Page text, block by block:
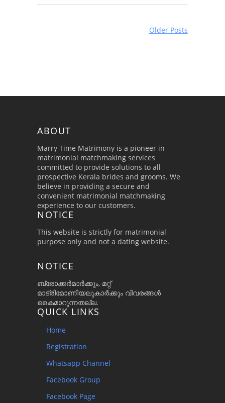
Older Posts
ABOUT
Marry Time Matrimony is a pioneer in
matrimonial matchmaking services
committed to provide solutions to all
prospective Kerala brides and grooms. We
believe in providing a secure and
convenient matrimonial matchmaking
experience to our customers.
NOTICE
This website is strictly for matrimonial
purpose only and not a dating website.
NOTICE
ബ്രോക്കർമാർക്കും, മറ്റ്
മാട്രിമോണിയലുകാർക്കും വിവരങ്ങൾ
കൈമാറുന്നതല്ല.
QUICK LINKS
Home
Registration
Whatsapp Channel
Facebook Group
Facebook Page